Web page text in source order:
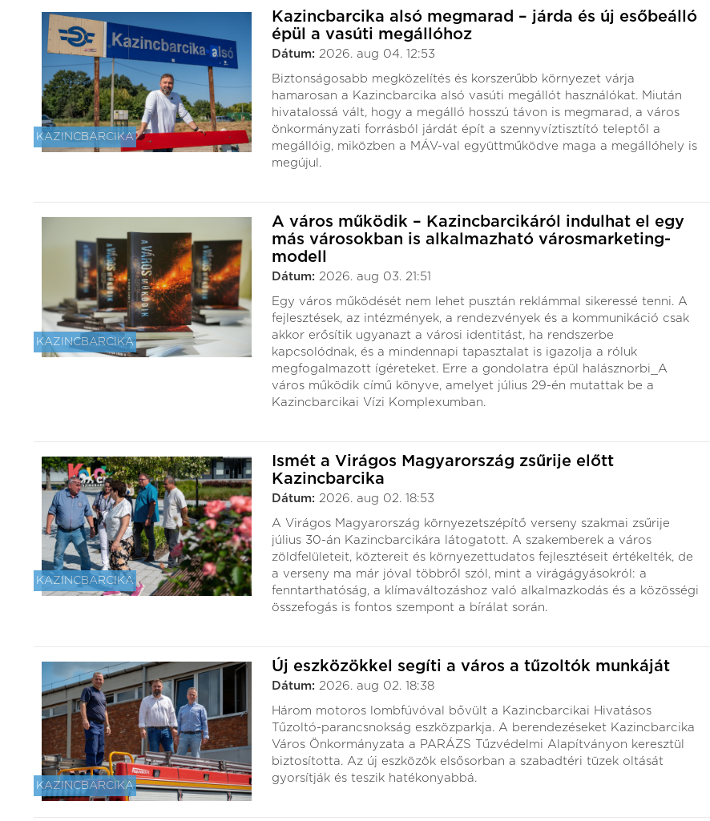
KAZINCBARCIKA
Kazincbarcika alsó megmarad – járda és új esőbeálló
épül a vasúti megállóhoz
Dátum: 2026. aug 04. 12:53
Biztonságosabb megközelítés és korszerűbb környezet várja
hamarosan a Kazincbarcika alsó vasúti megállót használókat. Miután
hivatalossá vált, hogy a megálló hosszú távon is megmarad, a város
önkormányzati forrásból járdát épít a szennyvíztisztító teleptől a
megállóig, miközben a MÁV-val együttműködve maga a megállóhely is
megújul.
KAZINCBARCIKA
A város működik – Kazincbarcikáról indulhat el egy
más városokban is alkalmazható városmarketing-
modell
Dátum: 2026. aug 03. 21:51
Egy város működését nem lehet pusztán reklámmal sikeressé tenni. A
fejlesztések, az intézmények, a rendezvények és a kommunikáció csak
akkor erősítik ugyanazt a városi identitást, ha rendszerbe
kapcsolódnak, és a mindennapi tapasztalat is igazolja a róluk
megfogalmazott ígéreteket. Erre a gondolatra épül halásznorbi_A
város működik című könyve, amelyet július 29-én mutattak be a
Kazincbarcikai Vízi Komplexumban.
KAZINCBARCIKA
Ismét a Virágos Magyarország zsűrije előtt
Kazincbarcika
Dátum: 2026. aug 02. 18:53
A Virágos Magyarország környezetszépítő verseny szakmai zsűrije
július 30-án Kazincbarcikára látogatott. A szakemberek a város
zöldfelületeit, köztereit és környezettudatos fejlesztéseit értékelték, de
a verseny ma már jóval többről szól, mint a virágágyásokról: a
fenntarthatóság, a klímaváltozáshoz való alkalmazkodás és a közösségi
összefogás is fontos szempont a bírálat során.
KAZINCBARCIKA
Új eszközökkel segíti a város a tűzoltók munkáját
Dátum: 2026. aug 02. 18:38
Három motoros lombfúvóval bővült a Kazincbarcikai Hivatásos
Tűzoltó-parancsnokság eszközparkja. A berendezéseket Kazincbarcika
Város Önkormányzata a PARÁZS Tűzvédelmi Alapítványon keresztül
biztosította. Az új eszközök elsősorban a szabadtéri tüzek oltását
gyorsítják és teszik hatékonyabbá.